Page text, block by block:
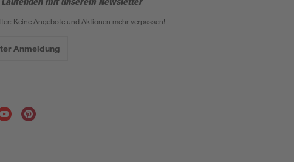
Keine Angebote und Aktionen mehr verpassen!
Anmeldung